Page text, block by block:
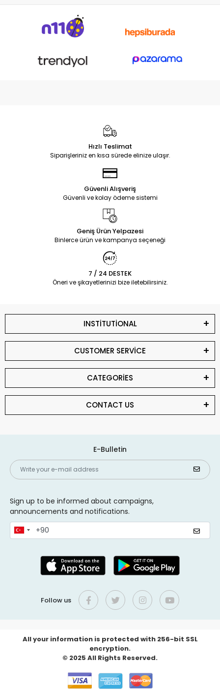
Hızlı Teslimat
Siparişleriniz en kısa sürede elinize ulaşır.
Güvenli Alışveriş
Güvenli ve kolay ödeme sistemi
Geniş Ürün Yelpazesi
Binlerce ürün ve kampanya seçeneği
7 / 24 DESTEK
Öneri ve şikayetlerinizi bize iletebilirsiniz.
INSTİTUTİONAL
CUSTOMER SERVİCE
CATEGORİES
CONTACT US
E-Bulletin
Sign up to be informed about campaigns,
announcements and notifications.
Follow us
All your information is protected with 256-bit SSL
encryption.
© 2025 All Rights Reserved.